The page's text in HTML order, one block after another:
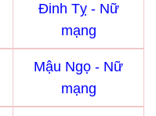
Đinh Tỵ - Nữ
mạng
Mậu Ngọ - Nữ
mạng